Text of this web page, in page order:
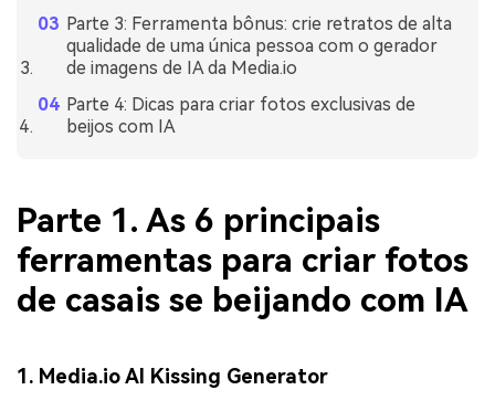
Parte 3: Ferramenta bônus: crie retratos de alta
qualidade de uma única pessoa com o gerador
de imagens de IA da Media.io
Parte 4: Dicas para criar fotos exclusivas de
beijos com IA
Parte 1. As 6 principais
ferramentas para criar fotos
de casais se beijando com IA
1. Media.io AI Kissing Generator